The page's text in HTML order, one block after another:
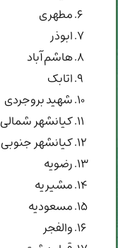
مطهری
ابوذر
هاشم آباد
اتابک
شهید بروجردی
کیانشهر شمالی
کیانشهر جنوبی
رضویه
مشیریه
مسعودیه
والفجر